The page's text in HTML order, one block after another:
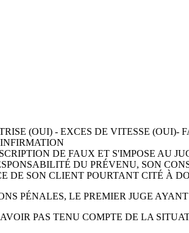
(OUI) - EXCES DE VITESSE (OUI)-
DE FAUX ET S'IMPOSE AU
DU PRÉVENU, SON
DE SON CLIENT POURTANT CITÉ À
PÉNALES, LE PREMIER JUGE
PAS TENU COMPTE DE LA